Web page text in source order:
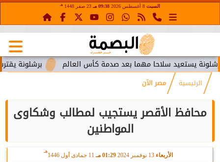
السبت 09:38 مـ 23 صفر 1448 هـ
برشلونة يقترب من سلاحا مهما بعد صدمة كأس العالم
الرئيسية مصر الآن
محافظ الأقصر يستجيب لمطالب وشكاوى
المواطنين
الأربعاء 13 نوفمبر 2024 01:29 مـ 11 جمادى أول 1446
هـ